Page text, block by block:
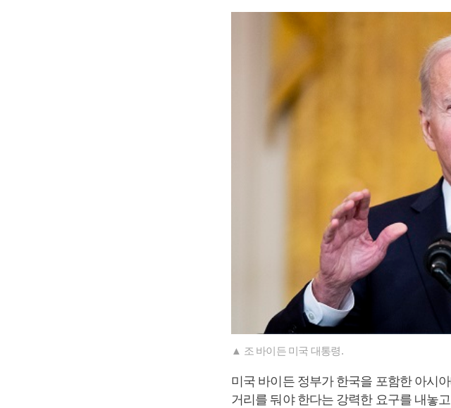
▲ 조 바이든 미국 대통령.
미국 바이든 정부가 한국을 포함한 아시
거리를 둬야 한다는 강력한 요구를 내놓